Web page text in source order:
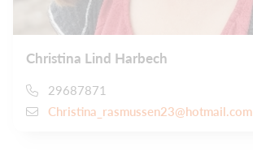
Christina Lind Harbech
29687871
Christina_rasmussen23@hotmail.com